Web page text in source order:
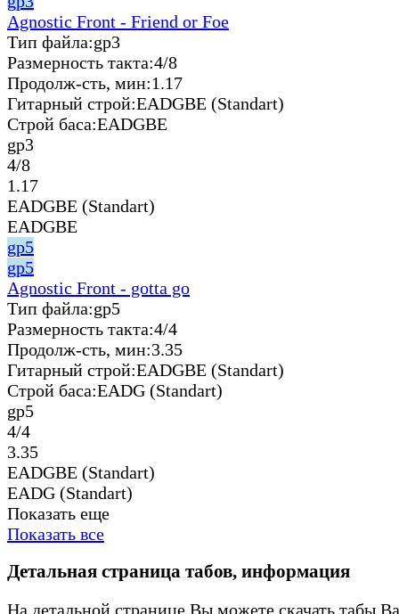
Agnostic Front - Friend or Foe
Тип файла:gp3
Размерность такта:4/8
Продолж-сть, мин:1.17
Гитарный строй:EADGBE (Standart)
Строй баса:EADGBE
gp3
4/8
1.17
EADGBE (Standart)
EADGBE
gp5
gp5
Agnostic Front - gotta go
Тип файла:gp5
Размерность такта:4/4
Продолж-сть, мин:3.35
Гитарный строй:EADGBE (Standart)
Строй баса:EADG (Standart)
gp5
4/4
3.35
EADGBE (Standart)
EADG (Standart)
Показать еще
Показать все
Детальная страница табов, информация
На детальной странице Вы можете скачать табы